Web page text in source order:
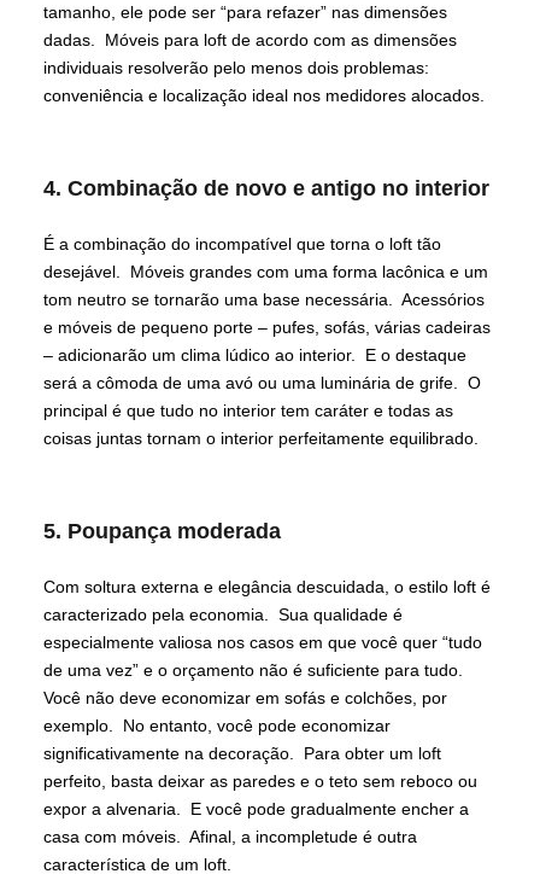
tamanho, ele pode ser “para refazer” nas dimensões
dadas. Móveis para loft de acordo com as dimensões
individuais resolverão pelo menos dois problemas:
conveniência e localização ideal nos medidores alocados.
4. Combinação de novo e antigo no interior
É a combinação do incompatível que torna o loft tão
desejável. Móveis grandes com uma forma lacônica e um
tom neutro se tornarão uma base necessária. Acessórios
e móveis de pequeno porte – pufes, sofás, várias cadeiras
– adicionarão um clima lúdico ao interior. E o destaque
será a cômoda de uma avó ou uma luminária de grife. O
principal é que tudo no interior tem caráter e todas as
coisas juntas tornam o interior perfeitamente equilibrado.
5. Poupança moderada
Com soltura externa e elegância descuidada, o estilo loft é
caracterizado pela economia. Sua qualidade é
especialmente valiosa nos casos em que você quer “tudo
de uma vez” e o orçamento não é suficiente para tudo.
Você não deve economizar em sofás e colchões, por
exemplo. No entanto, você pode economizar
significativamente na decoração. Para obter um loft
perfeito, basta deixar as paredes e o teto sem reboco ou
expor a alvenaria. E você pode gradualmente encher a
casa com móveis. Afinal, a incompletude é outra
característica de um loft.